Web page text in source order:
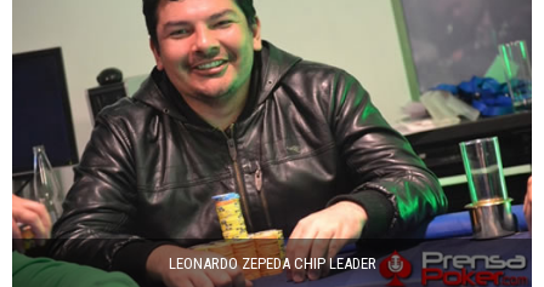
LEONARDO ZEPEDA CHIP LEADER